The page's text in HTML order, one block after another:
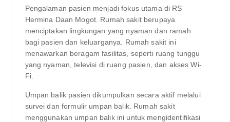
Pengalaman pasien menjadi fokus utama di RS
Hermina Daan Mogot. Rumah sakit berupaya
menciptakan lingkungan yang nyaman dan ramah
bagi pasien dan keluarganya. Rumah sakit ini
menawarkan beragam fasilitas, seperti ruang tunggu
yang nyaman, televisi di ruang pasien, dan akses Wi-
Fi.
Umpan balik pasien dikumpulkan secara aktif melalui
survei dan formulir umpan balik. Rumah sakit
menggunakan umpan balik ini untuk mengidentifikasi